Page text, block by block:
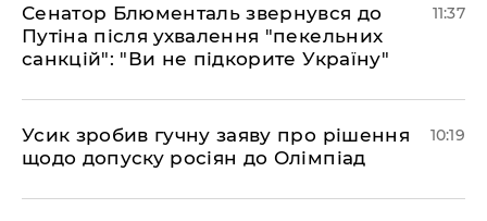
Сенатор Блюменталь звернувся до
Путіна після ухвалення "пекельних
санкцій": "Ви не підкорите Україну"
11:37
Усик зробив гучну заяву про рішення
щодо допуску росіян до Олімпіад
10:19